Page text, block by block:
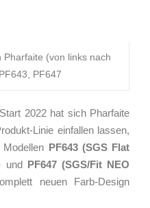
(von links nach
PF647
2022 hat sich Pharfaite
Linie einfallen lassen,
PF643 (SGS Flat
und PF647 (SGS/Fit NEO
neuen Farb-Design